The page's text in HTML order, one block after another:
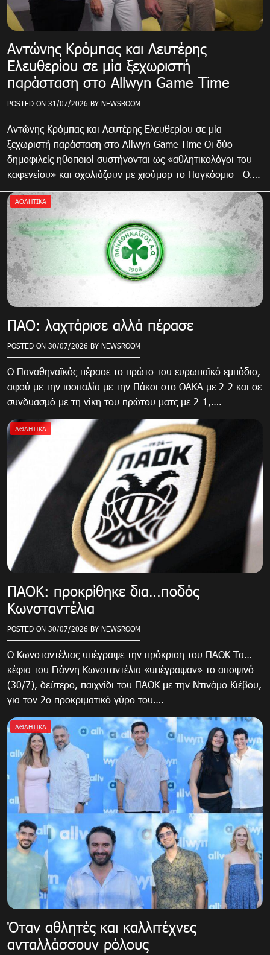
Αντώνης Κρόμπας και Λευτέρης
Ελευθερίου σε μία ξεχωριστή
παράσταση στο Allwyn Game Time
POSTED ON 31/07/2026 BY NEWSROOM
Αντώνης Κρόμπας και Λευτέρης Ελευθερίου σε μία
ξεχωριστή παράσταση στο Allwyn Game Time Οι δύο
δημοφιλείς ηθοποιοί συστήνονται ως «αθλητικολόγοι του
καφενείου» και σχολιάζουν με χιούμορ το Παγκόσμιο Ο….
ΑΘΛΗΤΙΚΑ
ΠΑΟ: λαχτάρισε αλλά πέρασε
POSTED ON 30/07/2026 BY NEWSROOM
Ο Παναθηναϊκός πέρασε το πρώτο του ευρωπαϊκό εμπόδιο,
αφού με την ισοπαλία με την Πάκσι στο ΟΑΚΑ με 2-2 και σε
συνδυασμό με τη νίκη του πρώτου ματς με 2-1,….
ΑΘΛΗΤΙΚΑ
ΠΑΟΚ: προκρίθηκε δια…ποδός
Κωνσταντέλια
POSTED ON 30/07/2026 BY NEWSROOM
Ο Κωνσταντέλιας υπέγραψε την πρόκριση του ΠΑΟΚ Τα…
κέφια του Γιάννη Κωνσταντέλια «υπέγραψαν» το αποψινό
(30/7), δεύτερο, παιχνίδι του ΠΑΟΚ με την Ντινάμο Κιέβου,
για τον 2ο προκριματικό γύρο του….
ΑΘΛΗΤΙΚΑ
Όταν αθλητές και καλλιτέχνες
ανταλλάσσουν ρόλους